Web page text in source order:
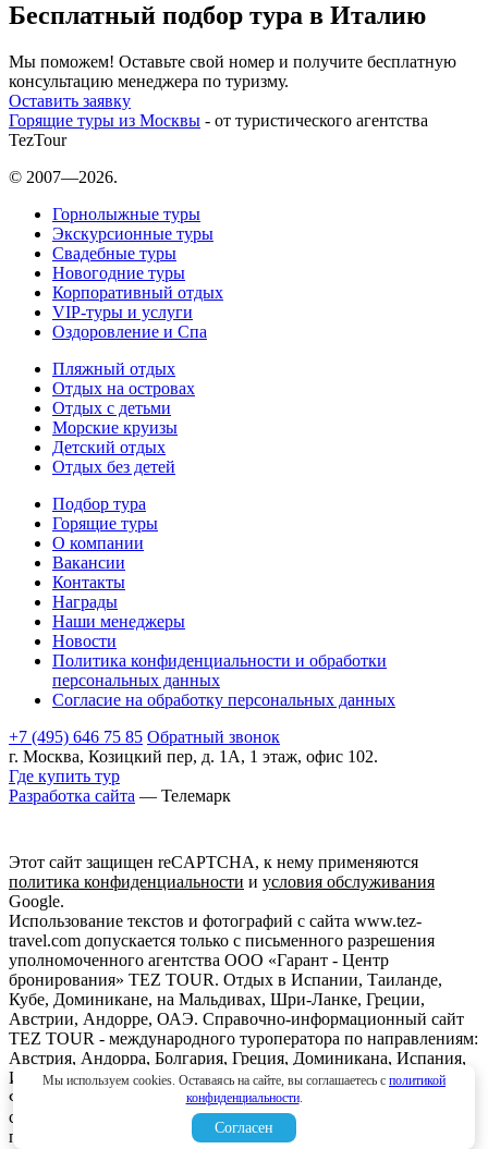
Бесплатный подбор тура в Италию
Мы поможем! Оставьте свой номер и получите бесплатную
консультацию менеджера по туризму.
Оставить заявку
Горящие туры из Москвы - от туристического агентства
TezTour
© 2007—2026.
Горнолыжные туры
Экскурсионные туры
Свадебные туры
Новогодние туры
Корпоративный отдых
VIP-туры и услуги
Оздоровление и Спа
Пляжный отдых
Отдых на островах
Отдых с детьми
Морские круизы
Детский отдых
Отдых без детей
Подбор тура
Горящие туры
О компании
Вакансии
Контакты
Награды
Наши менеджеры
Новости
Политика конфиденциальности и обработки
персональных данных
Согласие на обработку персональных данных
+7 (495) 646 75 85 Обратный звонок
г. Москва, Козицкий пер, д. 1А, 1 этаж, офис 102.
Где купить тур
Разработка сайта — Телемарк
Этот сайт защищен reCAPTCHA, к нему применяются
политика конфиденциальности и условия обслуживания
Google.
Использование текстов и фотографий с сайта www.tez-
travel.com допускается только с письменного разрешения
уполномоченного агентства ООО «Гарант - Центр
бронирования» TEZ TOUR. Отдых в Испании, Таиланде,
Кубе, Доминикане, на Мальдивах, Шри-Ланке, Греции,
Австрии, Андорре, ОАЭ. Справочно-информационный сайт
TEZ TOUR - международного туроператора по направлениям:
Австрия, Андорра, Болгария, Греция, Доминикана, Испания,
Италия, Кипр, Куба, Мальдивы, Мексика, ОАЭ, Таиланд,
Франция, Шри-Ланка. Информация о ценах, указанная на
сайте, не является ни рекламой, ни офертой. определяемой
положениями Статьи 437 (2) Гражданского кодекса
Мы используем cookies. Оставаясь на сайте, вы соглашаетесь с политикой
конфиденциальности.
Согласен